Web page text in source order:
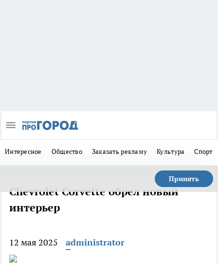
Интересное Общество Заказать рекламу Культура Спорт
Принять
Chevrolet Corvette обрел новый
интерьер
12 мая 2025 administrator